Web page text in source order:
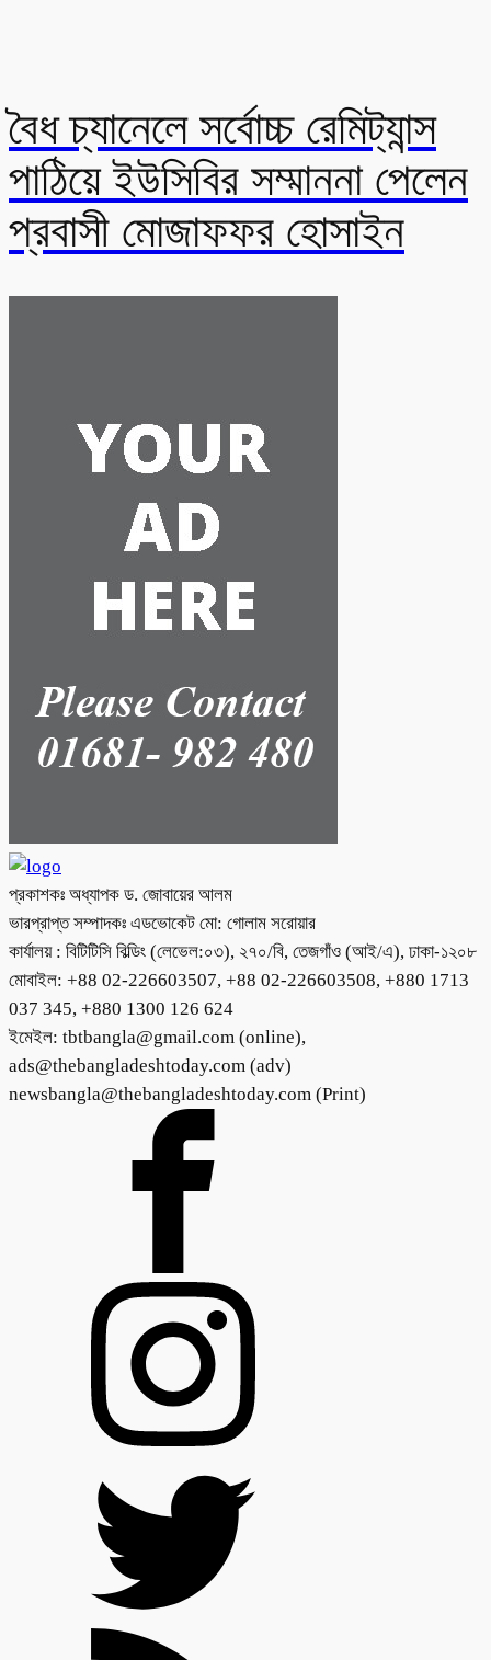
বৈধ চ্যানেলে সর্বোচ্চ রেমিট্যান্স
পাঠিয়ে ইউসিবির সম্মাননা পেলেন
প্রবাসী মোজাফফর হোসাইন
প্রকাশকঃ অধ্যাপক ড. জোবায়ের আলম
ভারপ্রাপ্ত সম্পাদকঃ এডভোকেট মো: গোলাম সরোয়ার
কার্যালয় : বিটিটিসি বিল্ডিং (লেভেল:০৩), ২৭০/বি, তেজগাঁও (আই/এ), ঢাকা-১২০৮
মোবাইল: +88 02-226603507, +88 02-226603508, +880 1713
037 345, +880 1300 126 624
ইমেইল: tbtbangla@gmail.com (online),
ads@thebangladeshtoday.com (adv)
newsbangla@thebangladeshtoday.com (Print)